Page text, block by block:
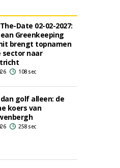
Date 02-02-2027:
Greenkeeping
brengt topnamen
sector naar
108 sec
golf alleen: de
koers van
258 sec